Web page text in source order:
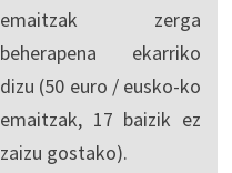
emaitzak zerga
beherapena ekarriko
dizu (50 euro / eusko-ko
emaitzak, 17 baizik ez
zaizu gostako).